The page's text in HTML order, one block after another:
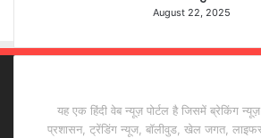
August 22, 2025
यह एक हिंदी वेब न्यूज़ पोर्टल है जिसमें ब्रेकिंग
प्रशासन, ट्रेंडिंग न्यूज, बॉलीवुड, खेल जगत,